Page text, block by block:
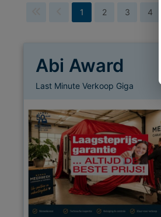
1 2 3 4
Abi Award
Last Minute Verkoop Giga